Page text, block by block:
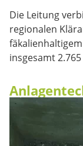
Die Leitung
regionalen
insgesamt